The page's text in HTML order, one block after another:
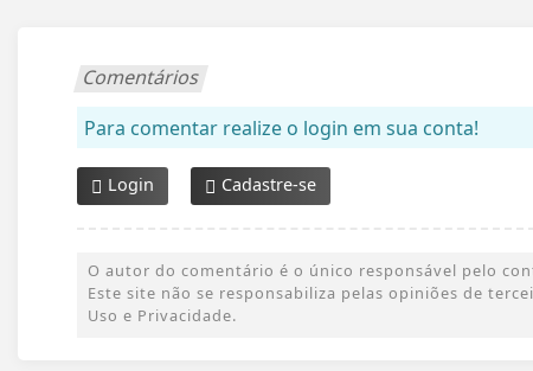
Comentários
Para comentar realize o login em sua conta!
Login Cadastre-se
O autor do comentário é o único responsável pelo
Este site não se responsabiliza pelas opiniões de
Uso e Privacidade.